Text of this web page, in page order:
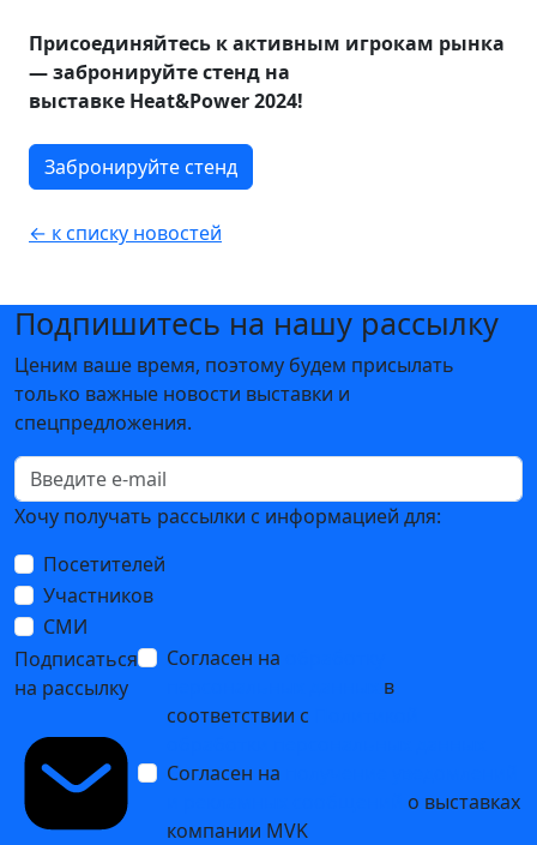
Присоединяйтесь к активным игрокам рынка
— забронируйте стенд на
выставке Heat&Power 2024!
Забронируйте стенд
← к списку новостей
Подпишитесь на нашу рассылку
Ценим ваше время, поэтому будем присылать
только важные новости выставки и
спецпредложения.
Хочу получать рассылки с информацией для:
Посетителей
Участников
СМИ
Подписаться
на рассылку
Согласен на
в
соответствии с
Согласен на
о выставках
компании MVK